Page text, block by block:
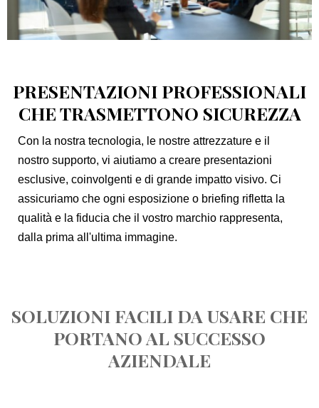
PRESENTAZIONI PROFESSIONALI
CHE TRASMETTONO SICUREZZA
Con la nostra tecnologia, le nostre attrezzature e il
nostro supporto, vi aiutiamo a creare presentazioni
esclusive, coinvolgenti e di grande impatto visivo. Ci
assicuriamo che ogni esposizione o briefing rifletta la
qualità e la fiducia che il vostro marchio rappresenta,
dalla prima all'ultima immagine.
SOLUZIONI FACILI DA USARE CHE
PORTANO AL SUCCESSO
AZIENDALE